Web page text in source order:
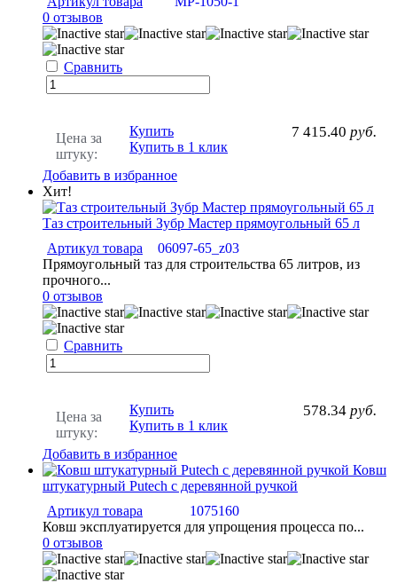
0 отзывов
Сравнить
Цена за
штуку:
7 415.40 руб.
Купить
Купить в 1 клик
Добавить в избранное
Хит!
Таз строительный Зубр Мастер прямоугольный 65 л
Артикул товара
06097-65_z03
Прямоугольный таз для строительства 65 литров, из
прочного...
0 отзывов
Сравнить
Цена за
штуку:
578.34 руб.
Купить
Купить в 1 клик
Добавить в избранное
Ковш
штукатурный Putech с деревянной ручкой
Артикул товара
1075160
Ковш эксплуатируется для упрощения процесса по...
0 отзывов